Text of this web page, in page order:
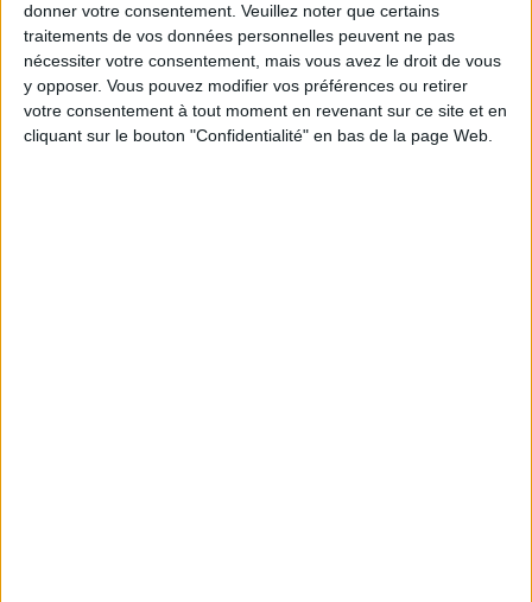
donner votre consentement. Veuillez noter que certains
traitements de vos données personnelles peuvent ne pas
nécessiter votre consentement, mais vous avez le droit de vous
y opposer. Vous pouvez modifier vos préférences ou retirer
votre consentement à tout moment en revenant sur ce site et en
cliquant sur le bouton "Confidentialité" en bas de la page Web.
LES SPF 50 QUI DONNENT ENVIE DE SE TARTINER